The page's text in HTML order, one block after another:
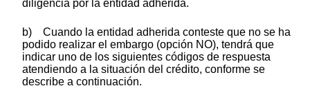
diligencia por la entidad adherida.
b) Cuando la entidad adherida conteste que no se ha
podido realizar el embargo (opción NO), tendrá que
indicar uno de los siguientes códigos de respuesta
atendiendo a la situación del crédito, conforme se
describe a continuación.